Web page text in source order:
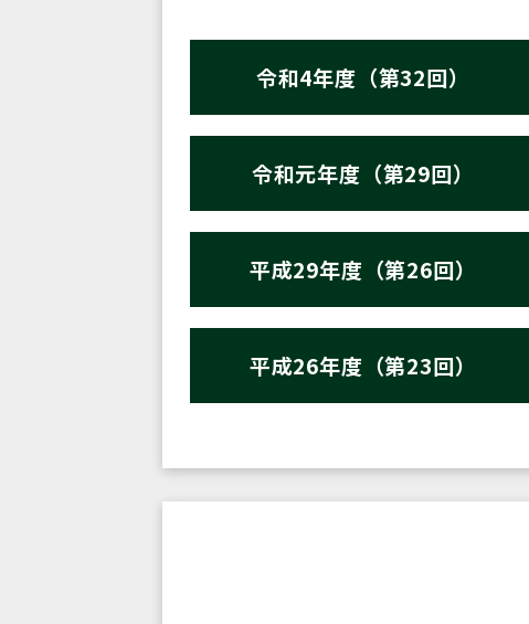
令和4年度（第32回）
令和元年度（第29回）
平成29年度（第26回）
平成26年度（第23回）